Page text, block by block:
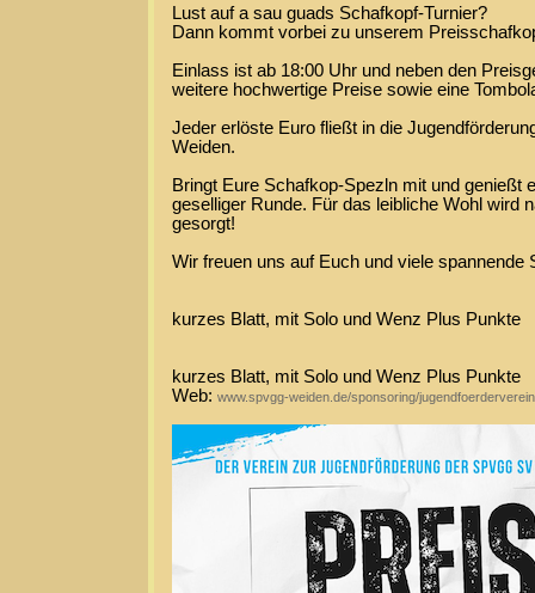
Lust auf a sau guads Schafkopf-Turnier?
Dann kommt vorbei zu unserem
Einlass ist ab 18:00 Uhr und neben den
weitere hochwertige Preise sowie eine
Jeder erlöste Euro fließt in die
Weiden.
Bringt Eure Schafkop-Spezln mit und genießt
geselliger Runde. Für das leibliche Wohl wird
gesorgt!
Wir freuen uns auf Euch und viele spannende
kurzes Blatt, mit Solo und Wenz Plus Punkte
kurzes Blatt, mit Solo und Wenz Plus Punkte
Web: www.spvgg-weiden.de/sponsoring/jugendfoerderverein